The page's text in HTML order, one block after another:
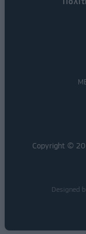
Copyright ©
Designed